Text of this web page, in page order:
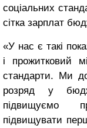
соціальних
сітка зарплат
«У нас є такі
і прожитковий
стандарти. Ми
розряд у
підвищуємо
підвищувати